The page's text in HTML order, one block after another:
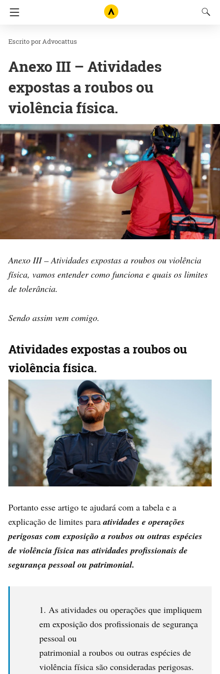
Advocattus
Anexo III – Atividades
expostas a roubos ou
violência física.
Anexo III – Atividades expostas a roubos ou violência
física, vamos entender como funciona e quais os limites
de tolerância.
Sendo assim vem comigo.
Atividades expostas a roubos ou
violência física.
Portanto esse artigo te ajudará com a tabela e a
explicação de limites paraatividades e operações
perigosas com exposição a roubos ou outras espécies
de violência física nas atividades profissionais de
segurança pessoal ou patrimonial.
As atividades ou operações que impliquem
em exposição dos profissionais de segurança
pessoal ou
patrimonial a roubos ou outras espécies de
violência física são consideradas perigosas.